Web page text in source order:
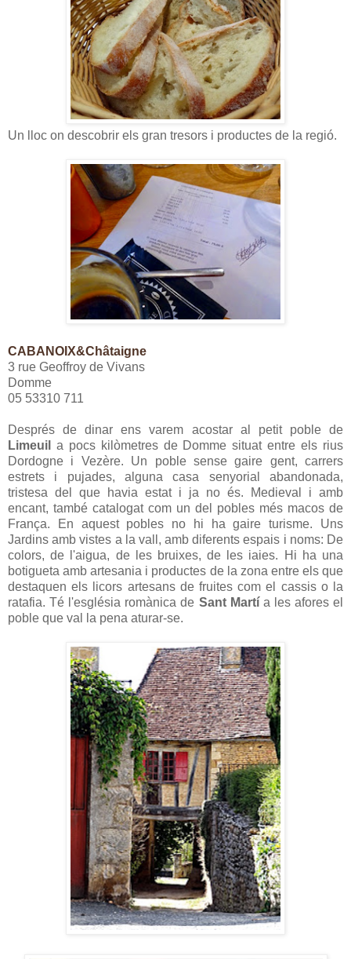
Un lloc on descobrir els gran tresors i productes de la regió.
CABANOIX&Châtaigne
3 rue Geoffroy de Vivans
Domme
05 53310 711
Després de dinar ens varem acostar al petit poble de
Limeuil
a pocs kilòmetres de Domme situat entre els rius
Dordogne i Vezère. Un poble sense gaire gent, carrers
estrets i pujades, alguna casa senyorial abandonada,
tristesa del que havia estat i ja no és. Medieval i amb
encant, també catalogat com un del pobles més macos de
França. En aquest pobles no hi ha gaire turisme. Uns
Jardins amb vistes a la vall, amb diferents espais i noms: De
colors, de l'aigua, de les bruixes, de les iaies. Hi ha una
botigueta amb artesania i productes de la zona entre els que
destaquen els licors artesans de fruites com el cassis o la
ratafia. Té l'església romànica de Sant Martía les afores el
poble que val la pena aturar-se.